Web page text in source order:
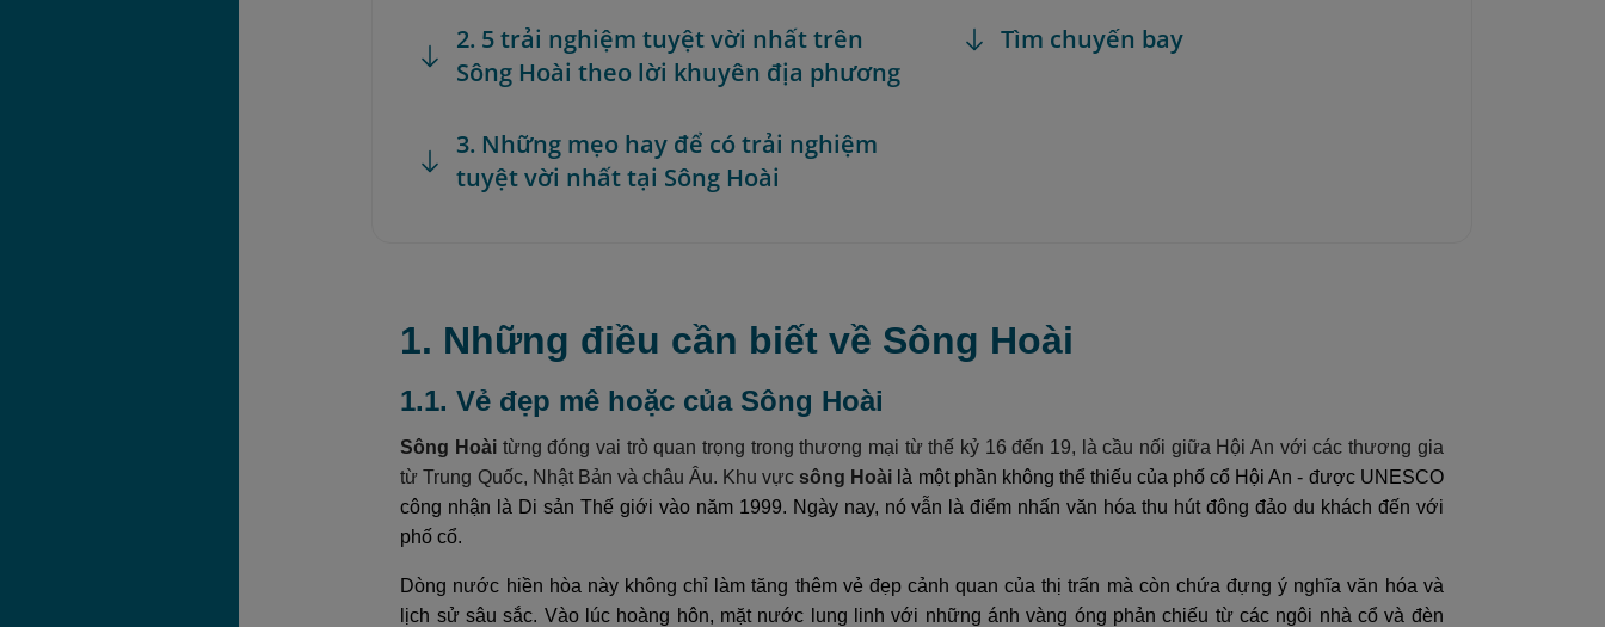
2. 5 trải nghiệm tuyệt vời nhất trên
Sông Hoài theo lời khuyên địa phương
3. Những mẹo hay để có trải nghiệm
tuyệt vời nhất tại Sông Hoài
Tìm chuyến bay
1. Những điều cần biết về Sông Hoài
1.1. Vẻ đẹp mê hoặc của Sông Hoài
Sông Hoài từng đóng vai trò quan trọng trong thương mại từ thế kỷ 16 đến 19, là cầu nối giữa Hội An với các thương gia
từ Trung Quốc, Nhật Bản và châu Âu. Khu vựcsông Hoài là một phần không thể thiếu của phố cổ Hội An - được UNESCO
công nhận là Di sản Thế giới vào năm 1999. Ngày nay, nó vẫn là điểm nhấn văn hóa thu hút đông đảo du khách đến với
phố cổ.
Dòng nước hiền hòa này không chỉ làm tăng thêm vẻ đẹp cảnh quan của thị trấn mà còn chứa đựng ý nghĩa văn hóa và
lịch sử sâu sắc. Vào lúc hoàng hôn, mặt nước lung linh với những ánh vàng óng phản chiếu từ các ngôi nhà cổ và đèn